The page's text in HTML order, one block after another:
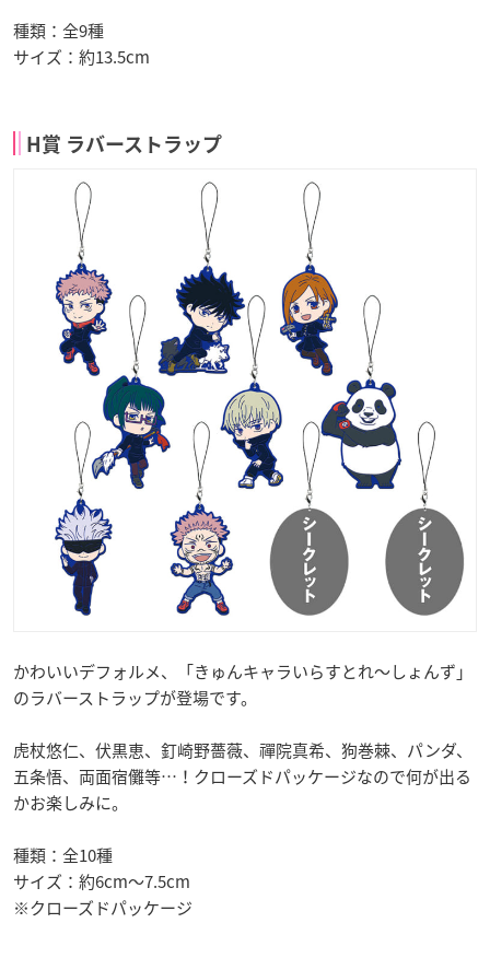
種類：全9種
サイズ：約13.5cm
H賞 ラバーストラップ
かわいいデフォルメ、「きゅんキャラいらすとれ～しょんず」
のラバーストラップが登場です。
虎杖悠仁、伏黒恵、釘崎野薔薇、禪院真希、狗巻棘、パンダ、
五条悟、両面宿儺等…！クローズドパッケージなので何が出る
かお楽しみに。
種類：全10種
サイズ：約6cm～7.5cm
※クローズドパッケージ